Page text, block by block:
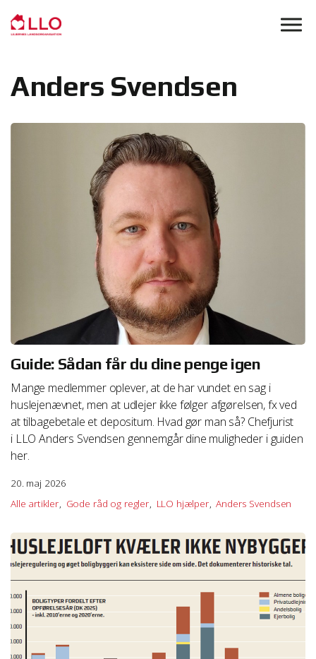
Anders Svendsen
Guide: Sådan får du dine penge igen
Mange medlemmer oplever, at de har vundet en sag i
huslejenævnet, men at udlejer ikke følger afgørelsen, fx ved
at tilbagebetale et depositum. Hvad gør man så? Chefjurist
i LLO Anders Svendsen gennemgår dine muligheder i guiden
her.
20. maj 2026
Alle artikler
Gode råd og regler LLO hjælper Anders Svendsen